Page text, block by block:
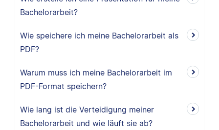
Bachelorarbeit?
Wie speichere ich meine Bachelorarbeit als
PDF?
Warum muss ich meine Bachelorarbeit im
PDF-Format speichern?
Wie lang ist die Verteidigung meiner
Bachelorarbeit und wie läuft sie ab?